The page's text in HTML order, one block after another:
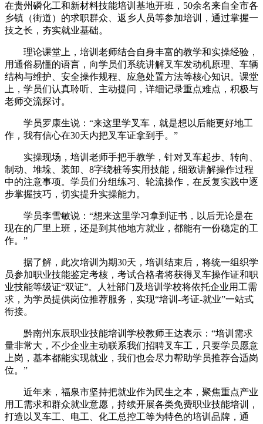
在贵州磷化工和新材料技能培训基地开班，50余名来自全市各
乡镇（街道）的求职群众、返乡人员等参加培训，通过掌握一
技之长，夯实就业基础。
理论课堂上，培训老师结合自身丰富的教学和实操经验，
用通俗易懂的语言，向学员们系统讲解叉车发动机原理、车辆
结构与维护、安全操作规程、应急处置方法等核心知识。课堂
上，学员们认真聆听、主动提问，详细记录重点难点，积极与
老师交流探讨。
学员罗康生说：“来这里学叉车，就是想以后能更好地工
作，我有信心在30天内把叉车证拿到手。”
实操现场，培训老师手把手教学，针对叉车起步、转向、
制动、堆垛、装卸、8字绕桩等实用技能，细致讲解操作过程
中的注意事项。学员们分组练习、轮流操作，在反复实践中逐
步掌握技巧，切实提升实操能力。
学员李雪敏说：“想来这里学习拿到证书，以后无论是在
现在的厂里上班，还是到其他地方就业，都能有一份稳定的工
作。”
据了解，此次培训为期30天，培训结束后，将统一组织学
员参加职业技能鉴定考核，考试合格者将获得叉车操作证和职
业技能等级证“双证”。人社部门及培训学校将依托企业用工需
求，为学员提供岗位推荐服务，实现“培训-考证-就业”一站式
衔接。
黔南州东辰职业技能培训学校教师王达表示：“培训需求
量非常大，不少企业主动联系我们招聘叉车工，只要学员愿意
上岗，基本都能实现就业，我们也会尽力帮助学员推荐合适岗
位。”
近年来，福泉市坚持把就业作为民生之本，聚焦重点产业
用工需求和群众就业意愿，持续开展各类免费职业技能培训，
打造以叉车工、电工、化工总控工等为特色的培训品牌，通